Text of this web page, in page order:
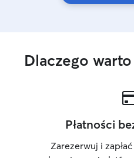
Dlaczego
Płatności
Zarezerwuj i